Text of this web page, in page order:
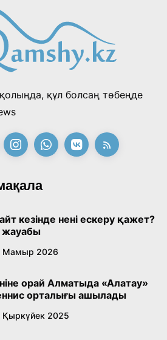
байқауы өз
«Славян базары»
концептісінің
туралы
адамзаттың көмекшісі
құл болсаң төбеңде
кезінде нені ескеру қажет?
Мамыр 2026
орай Алматыда «Алатау»
орталығы ашылады
Қыркүйек 2025